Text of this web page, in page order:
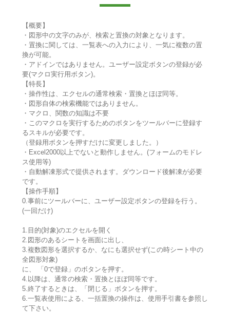
【概要】
・図形中の文字のみが、検索と置換の対象となります。
・置換に関しては、一覧表への入力により、一気に複数の置
換が可能。
・アドインではありません。ユーザー設定ボタンの登録が必
要(マクロ実行用ボタン)。
【特長】
・操作性は、エクセルの通常検索・置換とほぼ同等。
・図形自体の検索機能ではありません。
・マクロ、関数の知識は不要
・このマクロを実行するためのボタンをツールバーに登録す
るスキルが必要です。
（登録用ボタンを押すだけに変更しました。）
・Excel2000以上でないと動作しません。(フォームのモドレ
ス使用等)
・自動解凍形式で提供されます。ダウンロード後解凍が必要
です。
【操作手順】
0.事前にツールバーに、ユーザー設定ボタンの登録を行う。
(一回だけ)
1.目的(対象)のエクセルを開く
2.図形のあるシートを画面に出し、
3.複数図形を選択するか、なにも選択せず(この時シート中の
全図形対象)
に、 「0で登録」のボタンを押す。
4.以降は、通常の検索・置換とほぼ同等です。
5.終了するときは、「閉じる」ボタンを押す。
6.一覧表使用による、一括置換の操作は、使用手引書を参照し
て下さい。